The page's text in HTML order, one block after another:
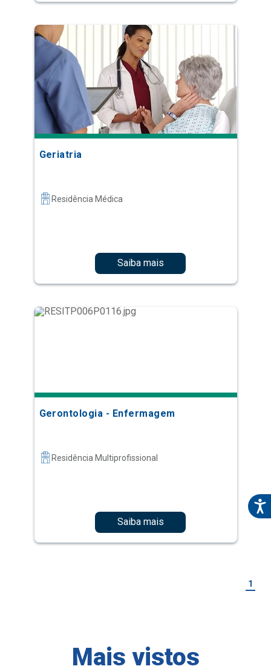
Geriatria
Residência Médica
Saiba mais
Gerontologia - Enfermagem
Residência Multiprofissional
Saiba mais
1
Mais vistos